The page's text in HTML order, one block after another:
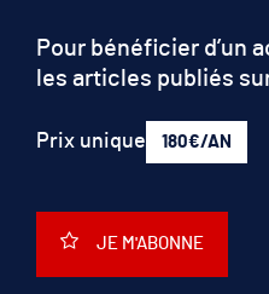
Pour bénéficier d’un
180€/AN